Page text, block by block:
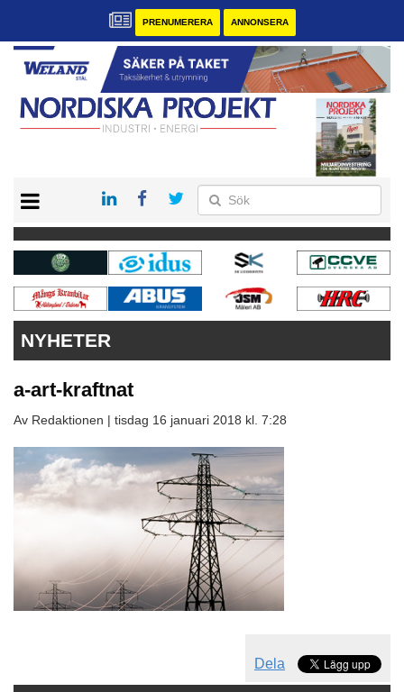
PRENUMERERA ANNONSERA
KONTAKT
VÅRA ANDRA MAGASIN
PRENUMERERA
ANNONSERA
NYHETER
a-art-kraftnat
Av Redaktionen | tisdag 16 januari 2018 kl. 7:28
Dela